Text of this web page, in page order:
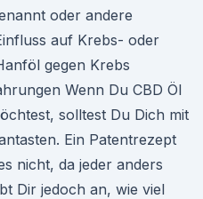
oder andere
auf Krebs- oder
gegen Krebs
Wenn Du CBD Öl
solltest Du Dich mit
Ein Patentrezept
nicht, da jeder anders
Dir jedoch an, wie viel